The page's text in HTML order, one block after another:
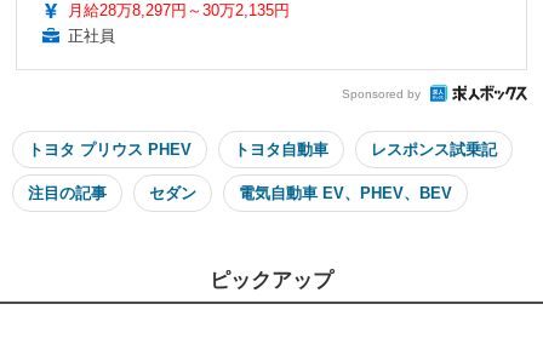
月給28万8,297円～30万2,135円
正社員
Sponsored by
トヨタ プリウス PHEV トヨタ自動車 レスポンス試乗記
注目の記事 セダン 電気自動車 EV、PHEV、BEV
ピックアップ